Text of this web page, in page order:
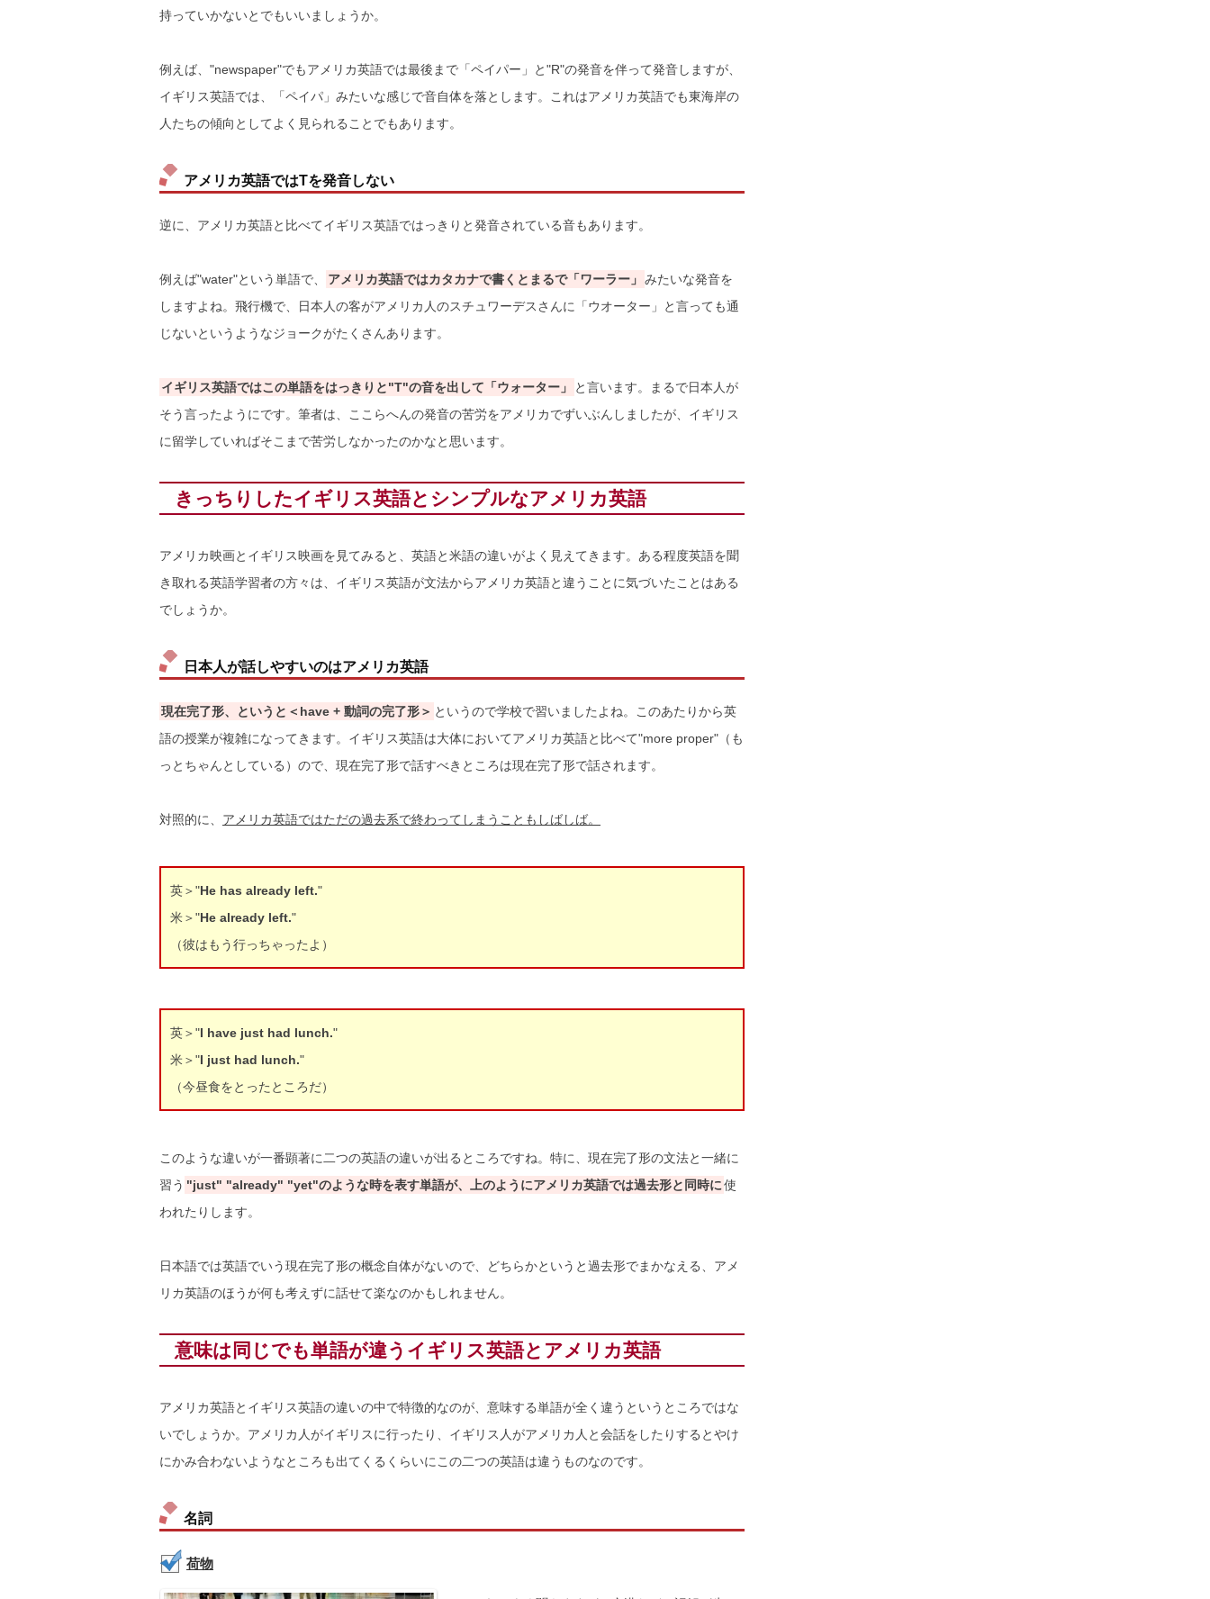
持っていかないとでもいいましょうか。
例えば、"newspaper"でもアメリカ英語では最後まで「ペイパー」と"R"の発音を伴って発音しますが、
イギリス英語では、「ペイパ」みたいな感じで音自体を落とします。これはアメリカ英語でも東海岸の
人たちの傾向としてよく見られることでもあります。
アメリカ英語ではTを発音しない
逆に、アメリカ英語と比べてイギリス英語ではっきりと発音されている音もあります。
例えば"water"という単語で、 アメリカ英語ではカタカナで書くとまるで「ワーラー」 みたいな発音を
しますよね。飛行機で、日本人の客がアメリカ人のスチュワーデスさんに「ウオーター」と言っても通
じないというようなジョークがたくさんあります。
イギリス英語ではこの単語をはっきりと"T"の音を出して「ウォーター」
と言います。まるで日本人が
そう言ったようにです。筆者は、ここらへんの発音の苦労をアメリカでずいぶんしましたが、イギリス
に留学していればそこまで苦労しなかったのかなと思います。
きっちりしたイギリス英語とシンプルなアメリカ英語
アメリカ映画とイギリス映画を見てみると、英語と米語の違いがよく見えてきます。ある程度英語を聞
き取れる英語学習者の方々は、イギリス英語が文法からアメリカ英語と違うことに気づいたことはある
でしょうか。
日本人が話しやすいのはアメリカ英語
現在完了形、というと＜have + 動詞の完了形＞ というので学校で習いましたよね。このあたりから英
語の授業が複雑になってきます。イギリス英語は大体においてアメリカ英語と比べて"more proper"（も
っとちゃんとしている）ので、現在完了形で話すべきところは現在完了形で話されます。
対照的に、 アメリカ英語ではただの過去系で終わってしまうこともしばしば。
英＞"He has already left."
米＞"He already left."
（彼はもう行っちゃったよ）
英＞"I have just had lunch."
米＞"I just had lunch."
（今昼食をとったところだ）
このような違いが一番顕著に二つの英語の違いが出るところですね。特に、現在完了形の文法と一緒に
習う "just" "already" "yet"のような時を表す単語が、上のようにアメリカ英語では過去形と同時に使
われたりします。
日本語では英語でいう現在完了形の概念自体がないので、どちらかというと過去形でまかなえる、アメ
リカ英語のほうが何も考えずに話せて楽なのかもしれません。
意味は同じでも単語が違うイギリス英語とアメリカ英語
アメリカ英語とイギリス英語の違いの中で特徴的なのが、意味する単語が全く違うというところではな
いでしょうか。アメリカ人がイギリスに行ったり、イギリス人がアメリカ人と会話をしたりするとやけ
にかみ合わないようなところも出てくるくらいにこの二つの英語は違うものなのです。
名詞
荷物